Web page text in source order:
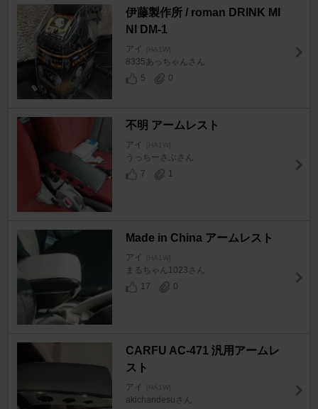
伊藤製作所 / roman DRINK MI
NI DM-1
アイ [HA1W]
8335あっちゃんさん
5
0
不明 アームレスト
アイ [HA1W]
うっちーさぶさん
7
1
Made in China アームレスト
アイ [HA1W]
まるちゃん1023さん
17
0
CARFU AC-471 汎用アームレ
スト
アイ [HA1W]
akichandesuさん